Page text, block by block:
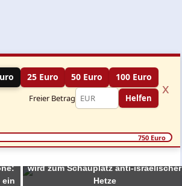
25 Euro 50 Euro 100 Euro
Freier Betrag Helfen
x
750 Euro
ein
wird zum Schauplatz anti-israelischer
Hetze